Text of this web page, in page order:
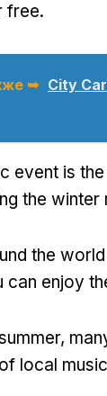
free.
➥ City
event is the
the winter
the
can enjoy
,
local